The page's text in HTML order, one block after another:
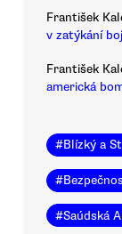
František
v zatýkání
František
americká
#Blízký a
#
#Saúdská